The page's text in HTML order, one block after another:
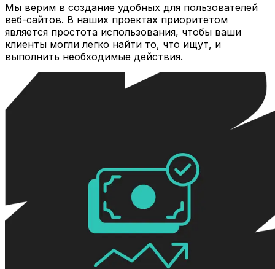
Мы верим в создание удобных для пользователей
веб-сайтов. В наших проектах приоритетом
является простота использования, чтобы ваши
клиенты могли легко найти то, что ищут, и
выполнить необходимые действия.